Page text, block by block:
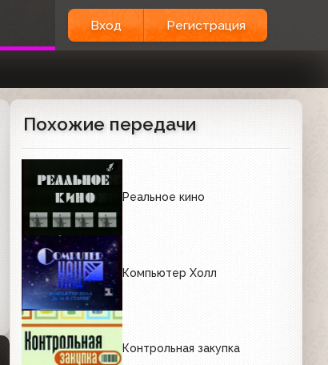
Вход Регистрация
Похожие передачи
Реальное кино
Компьютер Холл
Контрольная закупка